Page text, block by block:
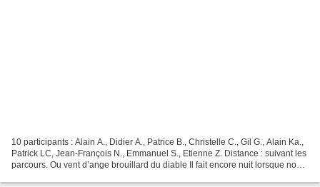
10 participants : Alain A., Didier A., Patrice B., Christelle C., Gil G., Alain Ka.,
Patrick LC, Jean-François N., Emmanuel S., Etienne Z. Distance : suivant les
parcours. Ou vent d’ange brouillard du diable Il fait encore nuit lorsque nous